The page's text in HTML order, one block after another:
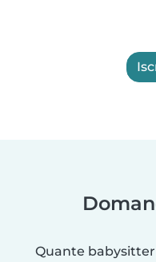
Quante